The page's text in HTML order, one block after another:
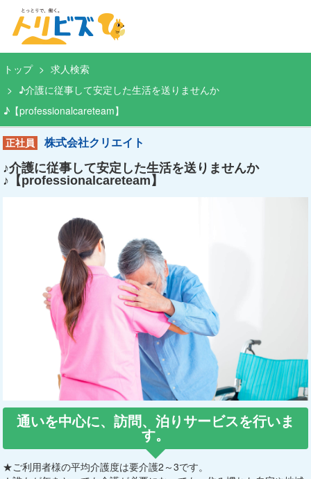
トップ
求人検索
♪介護に従事して安定した生活を送りませんか
♪【professionalcareteam】
正社員 株式会社クリエイト
♪介護に従事して安定した生活を送りませんか
♪【professionalcareteam】
通いを中心に、訪問、泊りサービスを行いま
す。
★ご利用者様の平均介護度は要介護2～3です。